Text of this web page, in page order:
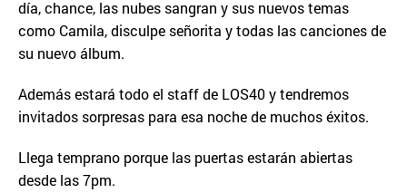
día, chance, las nubes sangran y sus nuevos temas
como Camila, disculpe señorita y todas las canciones de
su nuevo álbum.
Además estará todo el staff de LOS40 y tendremos
invitados sorpresas para esa noche de muchos éxitos.
Llega temprano porque las puertas estarán abiertas
desde las 7pm.